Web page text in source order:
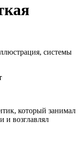
который занимал
и возглавлял